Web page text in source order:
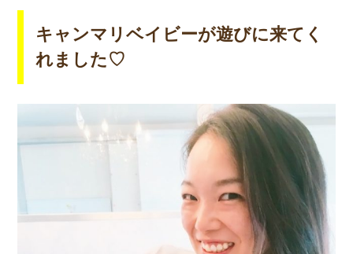
キャンマリベイビーが遊びに来てく
れました♡